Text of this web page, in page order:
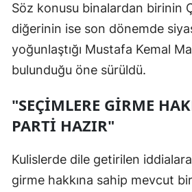
Söz konusu binalardan birinin
diğerinin ise son dönemde
yoğunlaştığı Mustafa Kemal
bulunduğu öne sürüldü.
"SEÇİMLERE GİRME
PARTİ HAZIR"
Kulislerde dile getirilen
girme hakkına sahip mevcut